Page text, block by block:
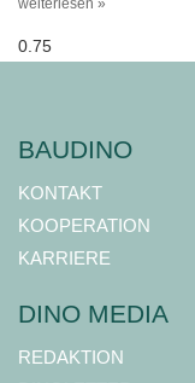
weiterlesen »
BAUDINO
KONTAKT
KOOPERATION
KARRIERE
DINO MEDIA
REDAKTION